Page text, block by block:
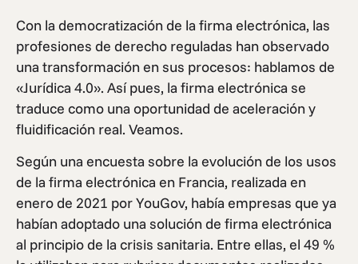
Con la democratización de la firma electrónica, las
profesiones de derecho reguladas han observado
una transformación en sus procesos: hablamos de
«Jurídica 4.0». Así pues, la firma electrónica se
traduce como una oportunidad de aceleración y
fluidificación real. Veamos.
Según una encuesta sobre la evolución de los usos
de la firma electrónica en Francia, realizada en
enero de 2021 por YouGov, había empresas que ya
habían adoptado una solución de firma electrónica
al principio de la crisis sanitaria. Entre ellas, el 49 %